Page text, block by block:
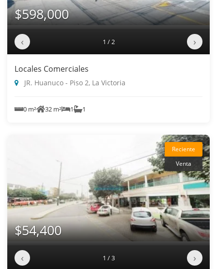
$598,000
‹ 1 / 2 ›
Locales Comerciales
JR. Huanuco - Piso 2, La Victoria
0 m² 32 m² 1 1
Reciente
Venta
$54,400
‹ 1 / 3 ›